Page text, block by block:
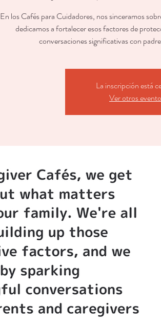
En los Cafés para Cuidadores, nos sinceramos
dedicamos a fortalecer esos factores de
conversaciones significativas con
La inscripción está
Ver otros